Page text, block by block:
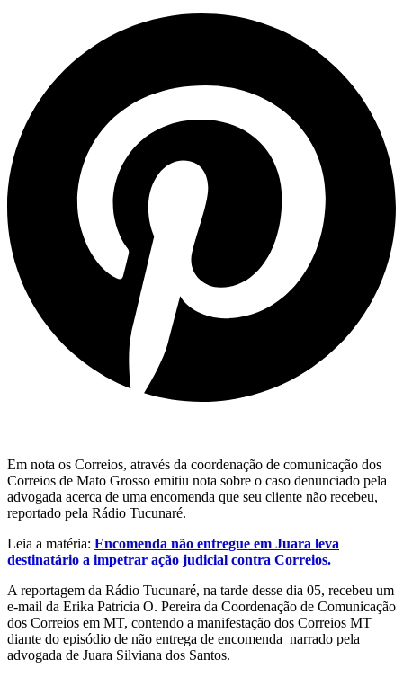
Em nota os Correios, através da coordenação de comunicação dos
Correios de Mato Grosso emitiu nota sobre o caso denunciado pela
advogada acerca de uma encomenda que seu cliente não recebeu,
reportado pela Rádio Tucunaré.
Leia a matéria: Encomenda não entregue em Juara leva
destinatário a impetrar ação judicial contra Correios.
A reportagem da Rádio Tucunaré, na tarde desse dia 05, recebeu um
e-mail da Erika Patrícia O. Pereira da Coordenação de Comunicação
dos Correios em MT, contendo a manifestação dos Correios MT
diante do episódio de não entrega de encomenda narrado pela
advogada de Juara Silviana dos Santos.